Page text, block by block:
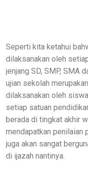
Seperti kita ketahui
dilaksanakan oleh
jenjang SD, SMP, SMA
ujian sekolah
dilaksanakan oleh
setiap satuan
berada di tingkat akhir
mendapatkan penilaian
juga akan sangat
di ijazah nantinya.